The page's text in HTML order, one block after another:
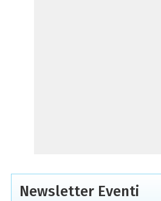
Newsletter Eventi